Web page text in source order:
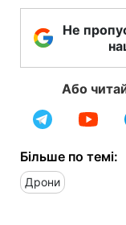
Не
Або
Більше по темі:
Дрони